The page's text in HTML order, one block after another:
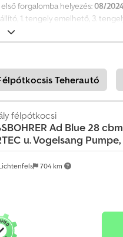
első forgalomba helyezés:08/
1. tengely emelhető, 3.
Teherautó
704 km
félpótkocsi
Ad Blue 28
u. Vogelsang